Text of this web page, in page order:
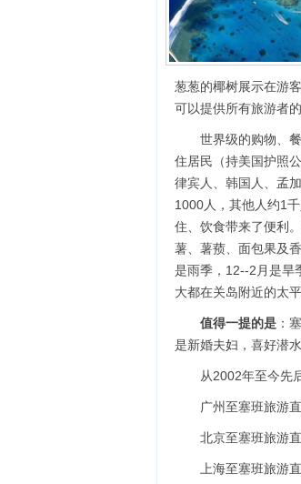
葱葱的椰树展示在游
可以提供所有旅游者
世界级的购物、
住居民（持美国护照
律宾人、韩国人、孟
1000人，其他人约1
住、饮食带来了便利
薯、薯蓣、面包果及
是雨季，12--2月是
大都在关岛附近的太
值得一提的是：
是新婚夫妇，喜好潜
从2002年至今先
广州至塞班旅游
北京至塞班旅游
上海至塞班旅游